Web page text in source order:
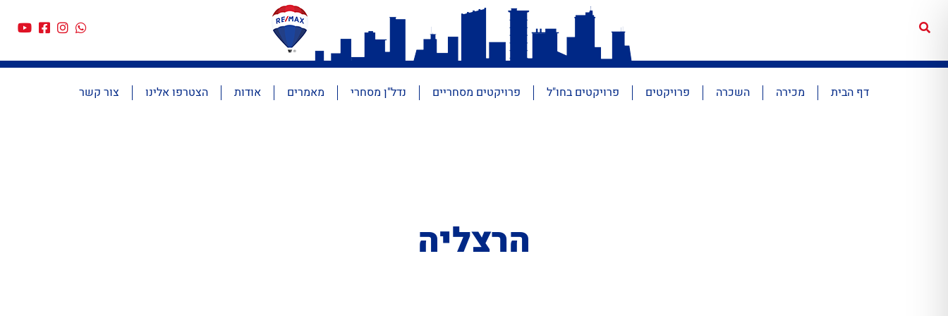
דף הבית מכירה השכרה פרויקטים פרויקטים בחו"ל פרויקטים מסחריים נדל"ן מסחרי מאמרים אודות הצטרפו אלינו צור קשר
הרצליה